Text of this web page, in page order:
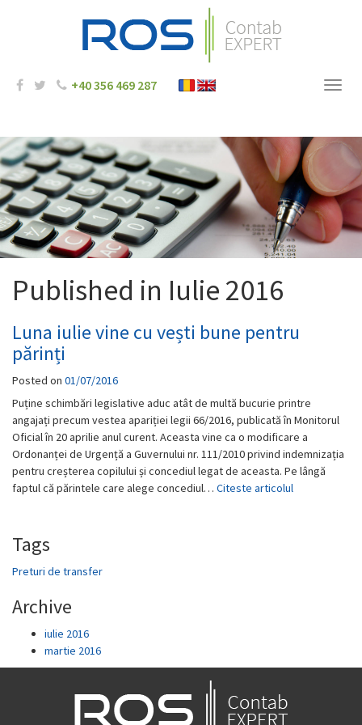
+40 356 469 287
Published in Iulie 2016
Luna iulie vine cu vești bune pentru
părinți
Posted on 01/07/2016
Puține schimbări legislative aduc atât de multă bucurie printre
angajați precum vestea apariției legii 66/2016, publicată în Monitorul
Oficial în 20 aprilie anul curent. Aceasta vine ca o modificare a
Ordonanței de Urgență a Guvernului nr. 111/2010 privind indemnizația
pentru creșterea copilului și concediul legat de aceasta. Pe lângă
faptul că părintele care alege concediul… Citeste articolul
Tags
Preturi de transfer
Archive
iulie 2016
martie 2016